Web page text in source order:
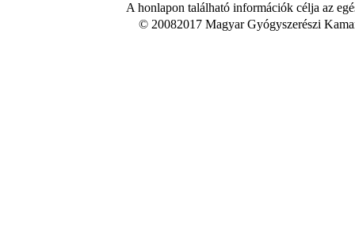
A honlapon található információk célja az
© 20082017 Magyar Gyógyszerészi